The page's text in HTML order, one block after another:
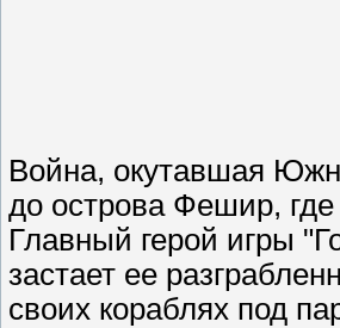
Война, окутавшая
до острова Фешир,
Главный герой игры
застает ее
своих кораблях под